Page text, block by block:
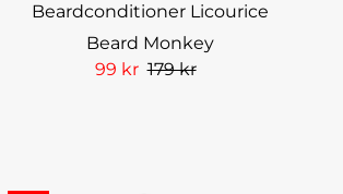
Beardconditioner Licourice
Beard Monkey
99 kr 179 kr